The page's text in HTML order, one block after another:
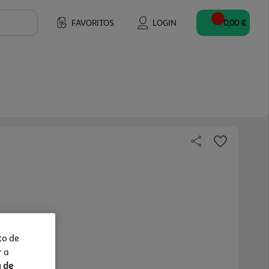
FAVORITOS LOGIN 0,00 €
de
a
de